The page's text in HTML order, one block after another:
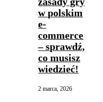
w polskim
e-
commerce
– sprawdź,
co musisz
wiedzieć!
2 marca, 2026